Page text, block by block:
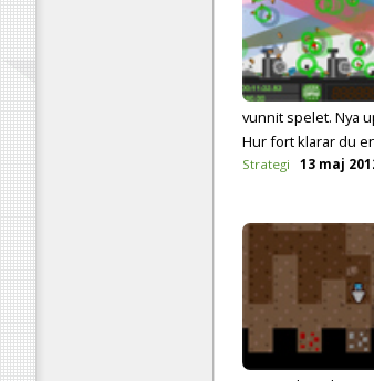
vunnit spelet. Nya
Hur fort klarar du
Strategi 13 maj